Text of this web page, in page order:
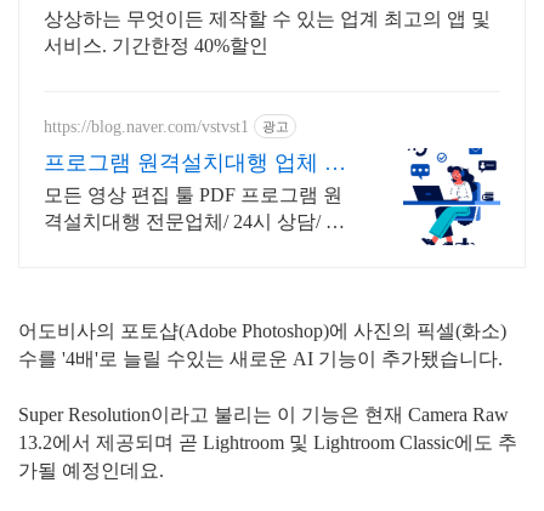
상상하는 무엇이든 제작할 수 있는 업계 최고의 앱 및
서비스. 기간한정 40%할인
https://blog.naver.com/vstvst1 광고
프로그램 원격설치대행 업체 프
로그램 원격설치대행 전문
모든 영상 편집 툴 PDF 프로그램 원
격설치대행 전문업체/ 24시 상담/ 영
어도비사의 포토샵(Adobe Photoshop)에 사진의 픽셀(화소)
수를 '4배'로 늘릴 수있는 새로운 AI 기능이 추가됐습니다.
Super Resolution이라고 불리는 이 기능은 현재 Camera Raw
13.2에서 제공되며 곧 Lightroom 및 Lightroom Classic에도 추
가될 예정인데요.